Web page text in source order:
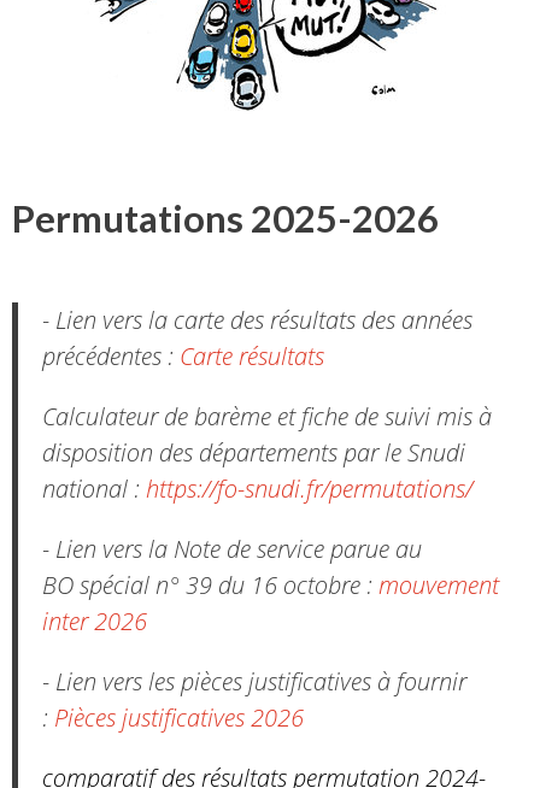
Permutations 2025-2026
- Lien vers la carte des résultats des années
précédentes : Carte résultats
Calculateur de barème et fiche de suivi mis à
disposition des départements par le Snudi
national : https://fo-snudi.fr/permutations/
- Lien vers la Note de service parue au
BO spécial n° 39 du 16 octobre : mouvement
inter 2026
- Lien vers les pièces justificatives à fournir
: Pièces justificatives 2026
comparatif des résultats permutation 2024-